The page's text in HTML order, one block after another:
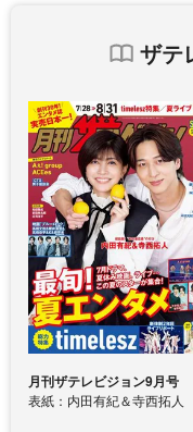
ザテ
月刊ザテレビジョン9月号
表紙：内田有紀＆寺西拓人